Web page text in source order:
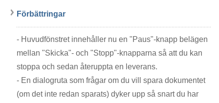
Förbättringar
- Huvudfönstret innehåller nu en "Paus"-knapp belägen
mellan "Skicka"- och "Stopp"-knapparna så att du kan
stoppa och sedan återuppta en leverans.
- En dialogruta som frågar om du vill spara dokumentet
(om det inte redan sparats) dyker upp så snart du har